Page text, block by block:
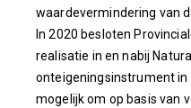
waardevermindering van
In 2020 besloten
realisatie in en nabij
onteigeningsinstrument
mogelijk om op basis van